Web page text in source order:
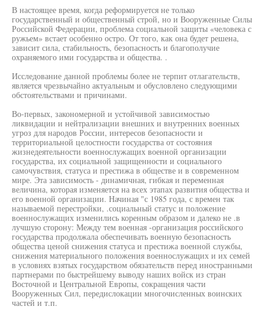
В настоящее время, когда реформируется не только
государственный и общественный строй, но и Вооруженные Силы
Российской Федерации, проблема социальной защиты «человека с
ружьем» встает особенно остро. От того, как она будет решена,
зависит сила, стабильность, безопасность и благополучие
охраняемого ими государства и общества. .
Исследование данной проблемы более не терпит отлагательств,
является чрезвычайно актуальным и обусловлено следующими
обстоятельствами и причинами.
Во-первых, закономерной и устойчивой зависимостью
ликвидации и нейтрализации внешних и внутренних военных
угроз для народов России, интересов безопасности и
территориальной целостности государства от состояния
жизнедеятельности военнослужащих военной организации
государства, их социальной защищенности и социального
самочувствия, статуса и престижа в обществе и в современном
мире. Эта зависимость - динамичная, гибкая и переменная
величина, которая изменяется на всех этапах развития общества и
его военной организации. Начиная "с 1985 года, с времен так
называемой перестройки, .социальный статус и положение
военнослужащих изменились коренным образом и далеко не .в
лучшую сторону: Между тем военная -организация российского
государства продолжала обеспечивать военную безопасность
общества ценой снижения статуса и престижа военной службы,
снижения материального положения военнослужащих и их семей
в условиях взятых государством обязательств перед иностранными
партнерами по быстрейшему выводу наших войск из стран
Восточной и Центральной Европы, сокращения части
Вооруженных Сил, передислокации многочисленных воинских
частей и т.п.